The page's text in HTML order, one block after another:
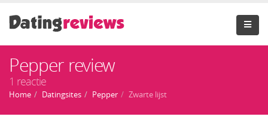
Pepper review
1 reactie
Home Datingsites Pepper Zwarte lijst